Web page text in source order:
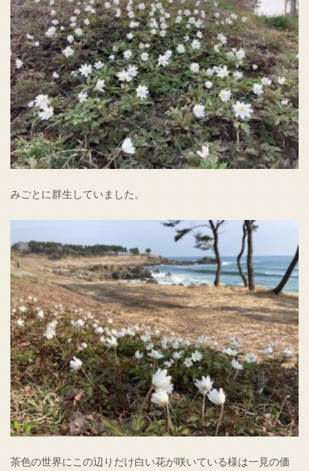
みごとに群生していました。
茶色の世界にこの辺りだけ白い花が咲いている様は一見の価